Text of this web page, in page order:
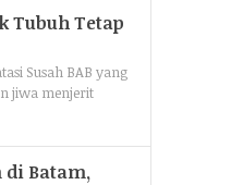
Tubuh Tetap
Susah BAB yang
jiwa menjerit
di Batam,